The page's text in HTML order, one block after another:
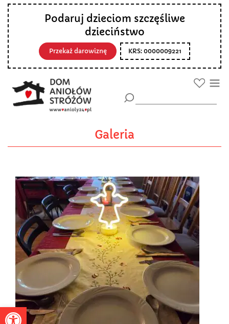
Otwórz pasek narzędzi
Podaruj dzieciom szczęśliwe
dzieciństwo
Przekaż darowiznę KRS: 0000009221
Galeria